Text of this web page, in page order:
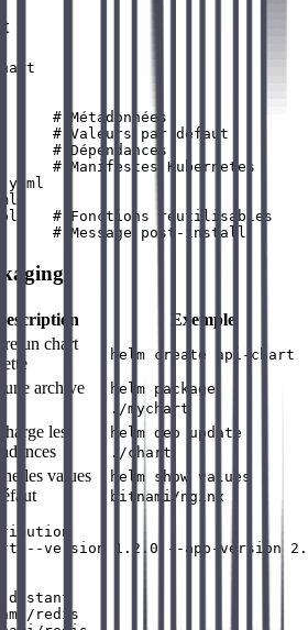
# Métadonnées
# Valeurs par défaut
# Dépendances
# Manifestes Kubernetes
# Fonctions réutilisables
Exemple
un chart
helm create api-chart
une archive
helm package
./mychart
les
helm dep update
./chart
les values
helm show values
bitnami/nginx
--version 1.2.0 --app-version
distant
redis